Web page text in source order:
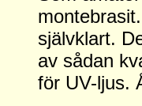
självklart.
av sådan
för UV-ljus.